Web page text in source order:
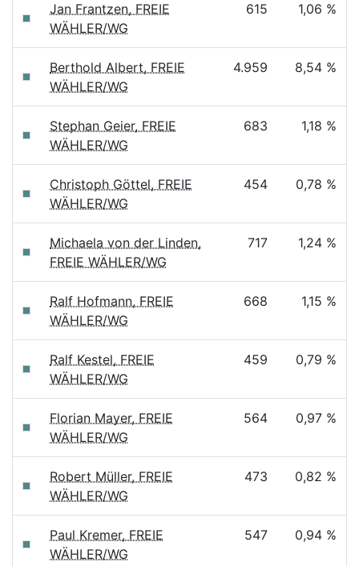
Jan Frantzen, FREIE
WÄHLER/WG
615 1,06 %
Berthold Albert, FREIE
WÄHLER/WG
4.959 8,54 %
Stephan Geier, FREIE
WÄHLER/WG
683 1,18 %
Christoph Göttel, FREIE
WÄHLER/WG
454 0,78 %
Michaela von der Linden,
FREIE WÄHLER/WG
717 1,24 %
Ralf Hofmann, FREIE
WÄHLER/WG
668 1,15 %
Ralf Kestel, FREIE
WÄHLER/WG
459 0,79 %
Florian Mayer, FREIE
WÄHLER/WG
564 0,97 %
Robert Müller, FREIE
WÄHLER/WG
473 0,82 %
Paul Kremer, FREIE
WÄHLER/WG
547 0,94 %